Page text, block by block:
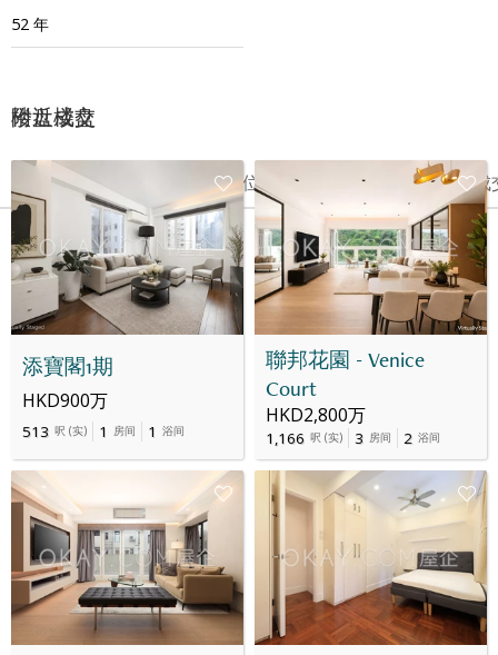
52 年
附近楼盘
添寶閣1期
HKD900万
513 呎 (实) 1 房间 1 浴间
聯邦花園 - Venice
Court
HKD2,800万
1,166 呎 (实) 3 房间 2 浴间
楼盘成交
单位 Price 最后成
25 7月 2012 3 A HK$ 726.8万 -